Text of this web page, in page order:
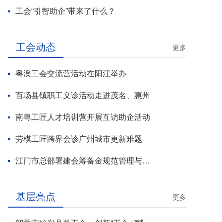
工会“引智助企”带来了什么？
工会动态 更多
粤澳工会交流营活动在阳江举办
百场县镇职工义诊活动走进茂名、惠州
南粤工匠人才培训营开展互访助企活动
劳模工匠跨界会诊广州城市更新难题
江门市总部署建会筹备金规范管理与基层工会组建攻坚行动
基层亮点 更多